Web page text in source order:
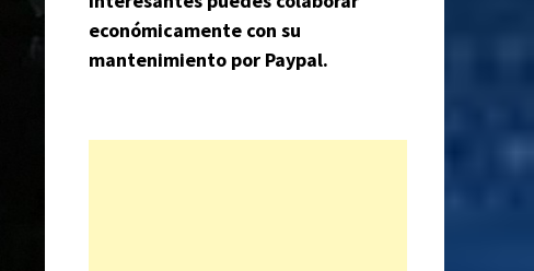
económicamente con su
mantenimiento por Paypal.